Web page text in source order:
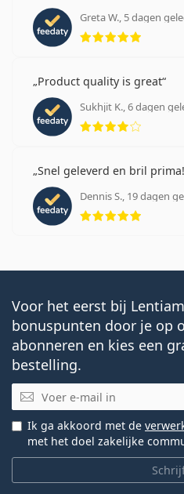
Greta W., 5 dagen
Product quality is great
Sukhjit K., 6 dagen
Snel geleverd en bril prima!
Dennis S., 19 dagen
Voor het eerst bij
bonuspunten door je op
abonneren en kies een
bestelling.
E-mail
Ik ga akkoord met de
met het doel zakelijke